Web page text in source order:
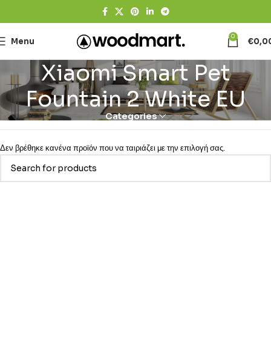
Menu 0 €
Xiaomi Smart Pet
Fountain 2 White EU
Categories
Δεν βρέθηκε κανένα προϊόν που να ταιριάζει με την επιλογή σας.